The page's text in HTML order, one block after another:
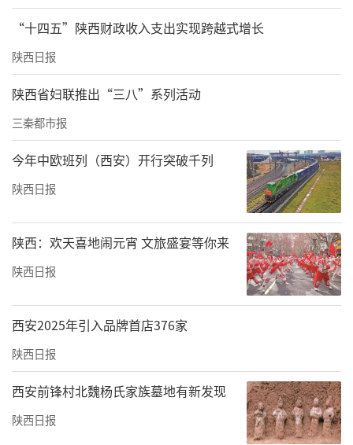
“十四五”陕西财政收入支出实现跨越式增长
陕西日报
陕西省妇联推出“三八”系列活动
三秦都市报
今年中欧班列（西安）开行突破千列
陕西日报
陕西：欢天喜地闹元宵 文旅盛宴等你来
陕西日报
西安2025年引入品牌首店376家
陕西日报
西安前锋村北魏杨氏家族墓地有新发现
陕西日报